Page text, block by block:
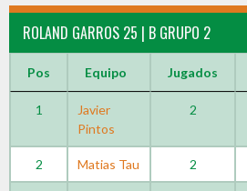
ROLAND GARROS 25 | B GRUPO 2
Pos Equipo Jugados
1
Javier
Pintos
2
2 Matias Tau 2